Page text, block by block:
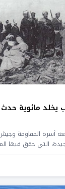
مائوية حدث
أسرة المقاومة وجيش
التي حقق فيها